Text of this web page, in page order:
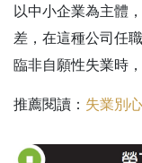
以中小企業為主體
差，在這種公司任
臨非自願性失業時
推薦閱讀： 失業別